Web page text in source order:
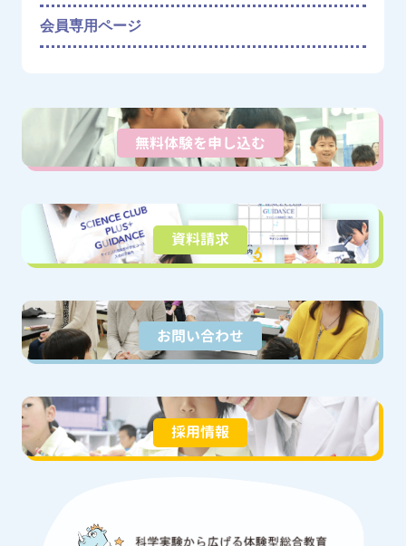
会員専用ページ
無料体験を申し込む
資料請求
お問い合わせ
採用情報